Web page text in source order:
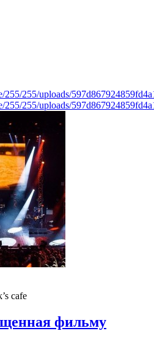
255/255/uploads/
255/255/uploads/
cafe
фильму